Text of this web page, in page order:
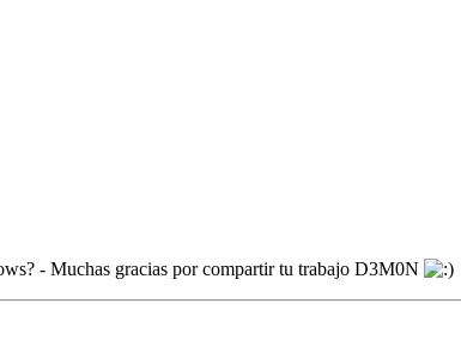
- Muchas gracias por compartir tu trabajo D3M0N